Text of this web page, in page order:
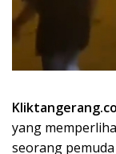
yang
seorang